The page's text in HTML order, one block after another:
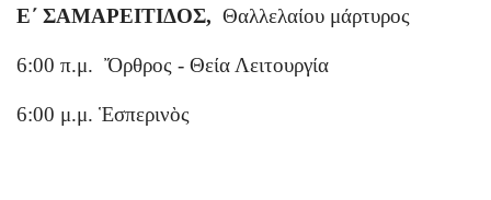
Ε΄ ΣΑΜΑΡΕΙΤΙΔΟΣ, Θαλλελαίου μάρτυρος
6:00 π.μ. Ὄρθρος - Θεία Λειτουργία
6:00 μ.μ. Ἑσπερινὸς